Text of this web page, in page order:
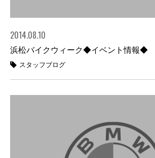
2014.08.10
浜松バイクウィーク◆イベント情報◆
スタッフブログ